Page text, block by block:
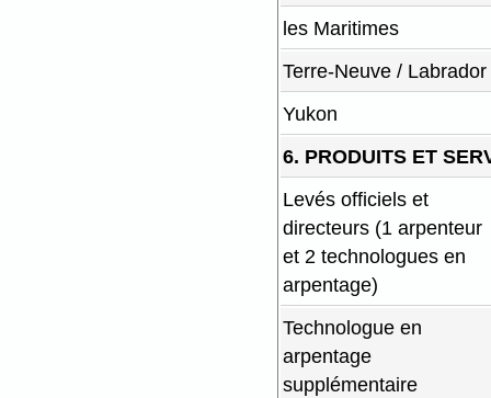
les Maritimes
Terre-Neuve / Labrador
Yukon
6. PRODUITS ET
Levés officiels et
directeurs (1 arpenteur
et 2 technologues en
arpentage)
Technologue en
arpentage
supplémentaire